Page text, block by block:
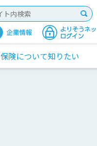
保険について知りたい